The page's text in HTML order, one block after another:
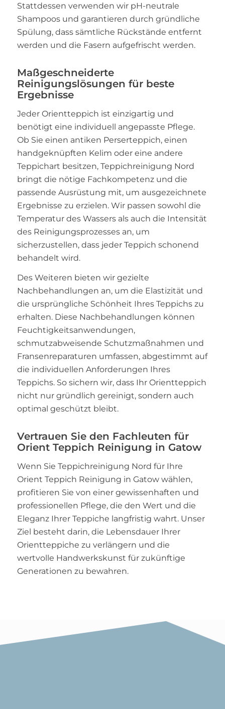
Stattdessen verwenden wir pH-neutrale
Shampoos und garantieren durch gründliche
Spülung, dass sämtliche Rückstände entfernt
werden und die Fasern aufgefrischt werden.
Maßgeschneiderte
Reinigungslösungen für beste
Ergebnisse
Jeder Orientteppich ist einzigartig und
benötigt eine individuell angepasste Pflege.
Ob Sie einen antiken Perserteppich, einen
handgeknüpften Kelim oder eine andere
Teppichart besitzen, Teppichreinigung Nord
bringt die nötige Fachkompetenz und die
passende Ausrüstung mit, um ausgezeichnete
Ergebnisse zu erzielen. Wir passen sowohl die
Temperatur des Wassers als auch die Intensität
des Reinigungsprozesses an, um
sicherzustellen, dass jeder Teppich schonend
behandelt wird.
Des Weiteren bieten wir gezielte
Nachbehandlungen an, um die Elastizität und
die ursprüngliche Schönheit Ihres Teppichs zu
erhalten. Diese Nachbehandlungen können
Feuchtigkeitsanwendungen,
schmutzabweisende Schutzmaßnahmen und
Fransenreparaturen umfassen, abgestimmt auf
die individuellen Anforderungen Ihres
Teppichs. So sichern wir, dass Ihr Orientteppich
nicht nur gründlich gereinigt, sondern auch
optimal geschützt bleibt.
Vertrauen Sie den Fachleuten für
Orient Teppich Reinigung in Gatow
Wenn Sie Teppichreinigung Nord für Ihre
Orient Teppich Reinigung in Gatow wählen,
profitieren Sie von einer gewissenhaften und
professionellen Pflege, die den Wert und die
Eleganz Ihrer Teppiche langfristig wahrt. Unser
Ziel besteht darin, die Lebensdauer Ihrer
Orientteppiche zu verlängern und die
wertvolle Handwerkskunst für zukünftige
Generationen zu bewahren.